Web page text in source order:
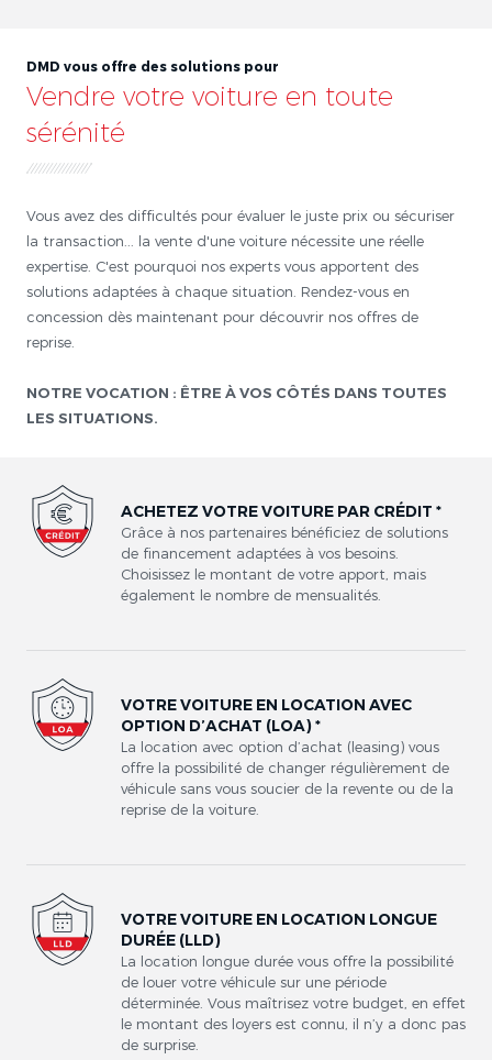
DMD vous offre des solutions pour
Vendre votre voiture en toute
sérénité
Vous avez des difficultés pour évaluer le juste prix ou sécuriser
la transaction... la vente d'une voiture nécessite une réelle
expertise. C'est pourquoi nos experts vous apportent des
solutions adaptées à chaque situation. Rendez-vous en
concession dès maintenant pour découvrir nos offres de
reprise.
NOTRE VOCATION : ÊTRE À VOS CÔTÉS DANS TOUTES
LES SITUATIONS.
ACHETEZ VOTRE VOITURE PAR CRÉDIT *
Grâce à nos partenaires bénéficiez de solutions
de financement adaptées à vos besoins.
Choisissez le montant de votre apport, mais
également le nombre de mensualités.
VOTRE VOITURE EN LOCATION AVEC
OPTION D’ACHAT (LOA) *
La location avec option d’achat (leasing) vous
offre la possibilité de changer régulièrement de
véhicule sans vous soucier de la revente ou de la
reprise de la voiture.
VOTRE VOITURE EN LOCATION LONGUE
DURÉE (LLD)
La location longue durée vous offre la possibilité
de louer votre véhicule sur une période
déterminée. Vous maîtrisez votre budget, en effet
le montant des loyers est connu, il n’y a donc pas
de surprise.